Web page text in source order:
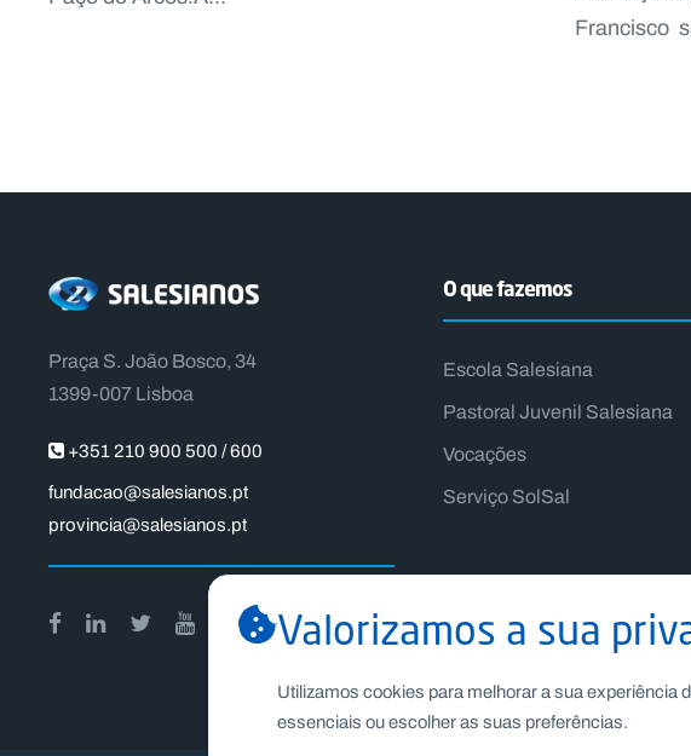
Francisco
Praça S. João Bosco, 34
1399-007 Lisboa
+351 210 900 500 / 600
fundacao@salesianos.pt
provincia@salesianos.pt
O que fazemos
Escola Salesiana
Pastoral Juvenil Salesiana
Vocações
Serviço SolSal
Valorizamos a sua
Utilizamos cookies para melhorar a sua experiência
essenciais ou escolher as suas preferências.